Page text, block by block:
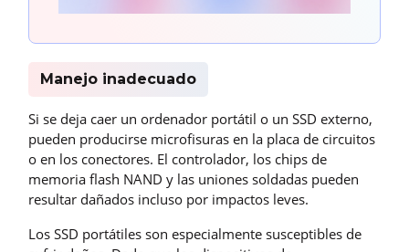
Manejo inadecuado
Si se deja caer un ordenador portátil o un SSD externo,
pueden producirse microfisuras en la placa de circuitos
o en los conectores. El controlador, los chips de
memoria flash NAND y las uniones soldadas pueden
resultar dañados incluso por impactos leves.
Los SSD portátiles son especialmente susceptibles de